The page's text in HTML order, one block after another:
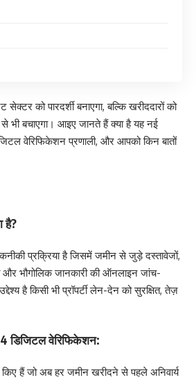
को पारदर्शी बनाएगा, बल्कि खरीददारों को
भी बचाएगा। आइए जानते हैं क्या है यह नई
वेरिफिकेशन प्रणाली, और आपको किन बातों
है?
प्रक्रिया है जिसमें जमीन से जुड़े दस्तावेजों,
और भौगोलिक जानकारी की ऑनलाइन जांच-
है किसी भी प्रॉपर्टी लेन-देन को सुरक्षित, तेज़
4 डिजिटल वेरिफिकेशन:
हैं जो अब हर जमीन खरीदने से पहले अनिवार्य